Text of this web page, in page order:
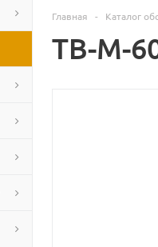
Главная - Каталог
TB-M-